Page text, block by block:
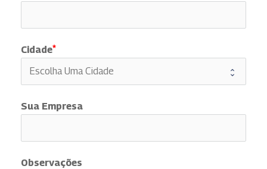
Cidade
Sua Empresa
Observações